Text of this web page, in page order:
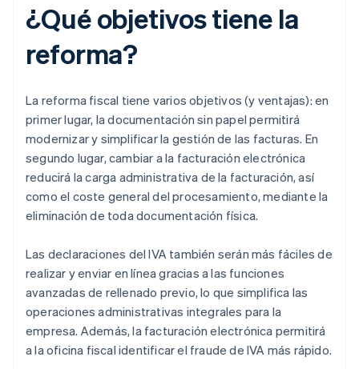
¿Qué objetivos tiene la
reforma?
La reforma fiscal tiene varios objetivos (y ventajas): en
primer lugar, la documentación sin papel permitirá
modernizar y simplificar la gestión de las facturas. En
segundo lugar, cambiar a la facturación electrónica
reducirá la carga administrativa de la facturación, así
como el coste general del procesamiento, mediante la
eliminación de toda documentación física.
Las declaraciones del IVA también serán más fáciles de
realizar y enviar en línea gracias a las funciones
avanzadas de rellenado previo, lo que simplifica las
operaciones administrativas integrales para la
empresa. Además, la facturación electrónica permitirá
a la oficina fiscal identificar el fraude de IVA más rápido.